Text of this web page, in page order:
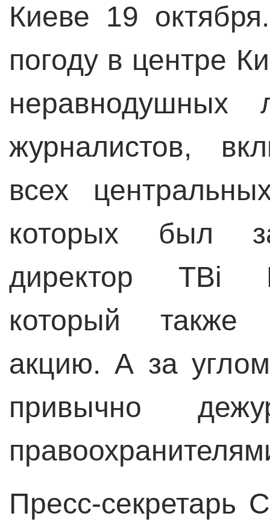
Киеве 19
погоду в центре
журналистов,
всех
которых был
директор ТВі
который также
акцию. А за
привычно
Пресс-секретарь